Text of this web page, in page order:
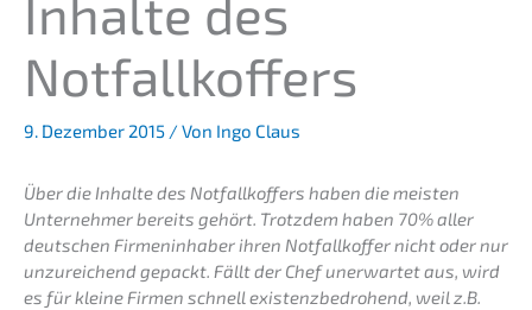
Inhal­te des
Notfallkoffers
9. Dezember 2015 / Von Ingo Claus
Über die Inhal­te des Notfall­kof­fers haben die meisten
Unter­neh­mer bereits gehört. Trotz­dem haben 70% aller
deutschen Firmen­in­ha­ber ihren Notfall­kof­fer nicht oder nur
unzurei­chend gepackt. Fällt der Chef unerwar­tet aus, wird
es für kleine Firmen schnell existenz­be­dro­hend, weil z.B.